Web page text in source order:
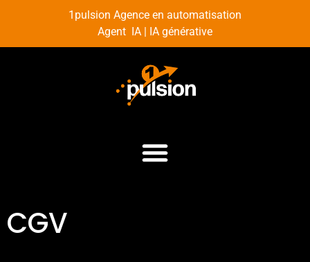
1pulsion Agence en automatisation
Agent IA | IA générative
CGV